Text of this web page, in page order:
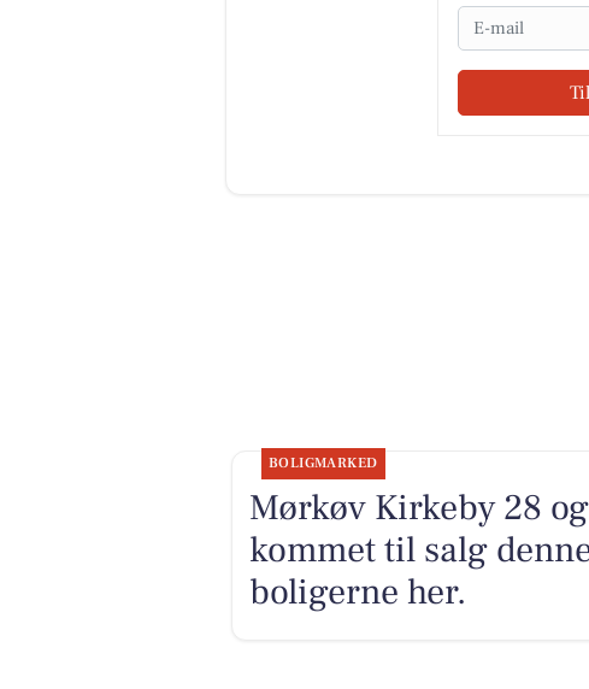
Email
BOLIGMARKED
Mørkøv Kirkeby 28
kommet til salg
boligerne her.